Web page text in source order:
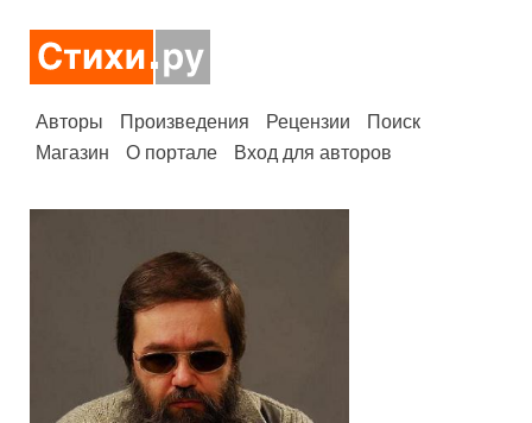
Авторы Произведения Рецензии
Поиск
Магазин
О портале Вход для авторов